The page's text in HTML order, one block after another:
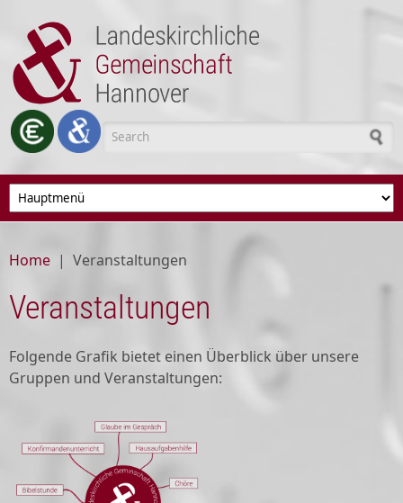
Search form
Home | Veranstaltungen
Veranstaltungen
Folgende Grafik bietet einen Überblick über unsere
Gruppen und Veranstaltungen: